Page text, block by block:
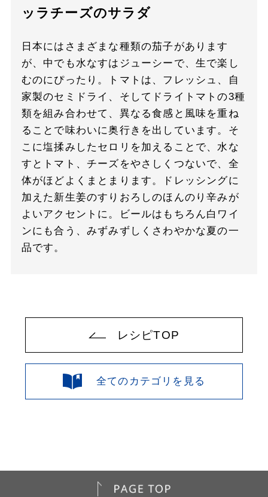
ッラチーズのサラダ
日本にはさまざまな種類の茄子があります
が、中でも水なすはジューシーで、生で楽し
むのにぴったり。トマトは、フレッシュ、自
家製のセミドライ、そしてドライトマトの3種
類を組み合わせて、異なる食感と風味を重ね
ることで味わいに奥行きを出しています。そ
こに塩揉みしたセロリを加えることで、水な
すとトマト、チーズをやさしくつないで、全
体がほどよくまとまります。ドレッシングに
加えた新生姜のすりおろしのほんのり辛みが
よいアクセントに。ビールはもちろん白ワイ
ンにも合う、みずみずしくさわやかな夏の一
品です。
レシピTOP
全てのカテゴリを見る